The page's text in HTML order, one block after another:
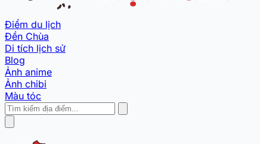
Điểm du lịch
Đền Chùa
Di tích lịch sử
Blog
Ảnh anime
Ảnh chibi
Màu tóc